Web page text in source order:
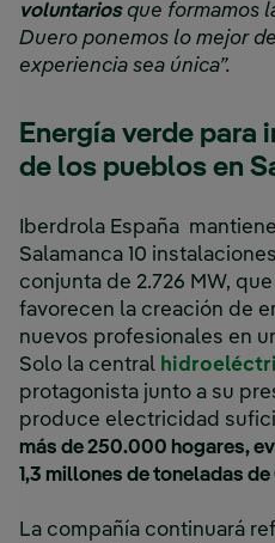
voluntariosque formamos
Duero ponemos lo mejor
experiencia sea única”.
Energía verde para
de los pueblos en
Iberdrola España
Salamanca 10
conjunta de 2.726 MW,
favorecen la creación de
nuevos profesionales en
Solo la central
protagonista junto a su
produce electricidad
más de 250.000 hogares,
1,3 millones de toneladas de
La compañía continuará